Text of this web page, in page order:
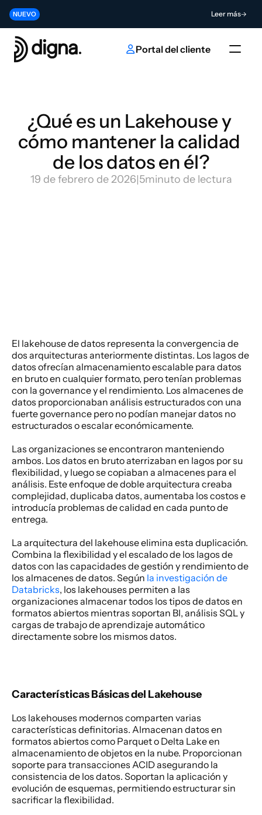
NUEVO Leer más
Lanzamiento 2026.06 - Llevando la Data Observability a su código
NUEVOContribuya al futuro de la innovación en IA y datos
Portal del cliente
¿Qué es un Lakehouse y
cómo mantener la calidad
de los datos en él?
19 de febrero de 2026|5minuto de lectura
El lakehouse de datos representa la convergencia de
dos arquitecturas anteriormente distintas. Los lagos de
datos ofrecían almacenamiento escalable para datos
en bruto en cualquier formato, pero tenían problemas
con la governance y el rendimiento. Los almacenes de
datos proporcionaban análisis estructurados con una
fuerte governance pero no podían manejar datos no
estructurados o escalar económicamente.
Las organizaciones se encontraron manteniendo
ambos. Los datos en bruto aterrizaban en lagos por su
flexibilidad, y luego se copiaban a almacenes para el
análisis. Este enfoque de doble arquitectura creaba
complejidad, duplicaba datos, aumentaba los costos e
introducía problemas de calidad en cada punto de
entrega.
La arquitectura del lakehouse elimina esta duplicación.
Combina la flexibilidad y el escalado de los lagos de
datos con las capacidades de gestión y rendimiento de
los almacenes de datos. Según la investigación de
Databricks, los lakehouses permiten a las
organizaciones almacenar todos los tipos de datos en
formatos abiertos mientras soportan BI, análisis SQL y
cargas de trabajo de aprendizaje automático
directamente sobre los mismos datos.
Características Básicas del Lakehouse
Los lakehouses modernos comparten varias
características definitorias. Almacenan datos en
formatos abiertos como Parquet o Delta Lake en
almacenamiento de objetos en la nube. Proporcionan
soporte para transacciones ACID asegurando la
consistencia de los datos. Soportan la aplicación y
evolución de esquemas, permitiendo estructurar sin
sacrificar la flexibilidad.